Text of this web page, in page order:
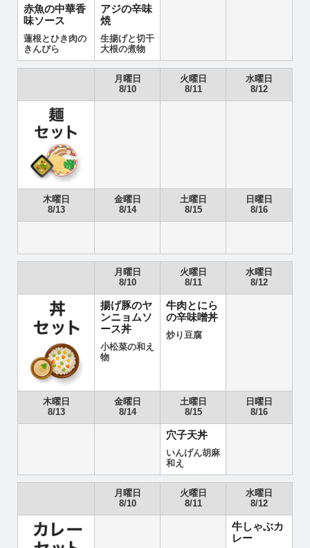
赤魚の中華香
味ソース
蓮根とひき肉の
きんぴら
アジの辛味
焼
生揚げと切干
大根の煮物
月曜日
8/10
火曜日
8/11
水曜日
8/12
木曜日
8/13
金曜日
8/14
土曜日
8/15
日曜日
8/16
月曜日
8/10
火曜日
8/11
水曜日
8/12
揚げ豚のヤ
ンニョムソ
ース丼
小松菜の和え
物
牛肉とにら
の辛味噌丼
炒り豆腐
木曜日
8/13
金曜日
8/14
土曜日
8/15
日曜日
8/16
穴子天丼
いんげん胡麻
和え
月曜日
8/10
火曜日
8/11
水曜日
8/12
牛しゃぶカ
レー